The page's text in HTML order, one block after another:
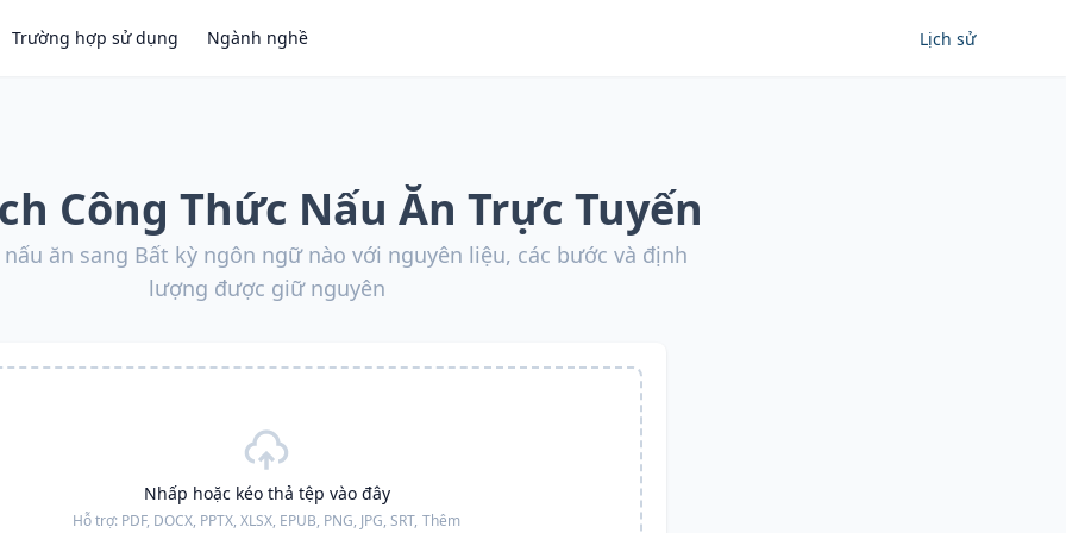
Trường hợp sử dụng Ngành nghề Lịch sử
Công Thức Nấu Ăn Trực Tuyến
ăn sang Bất kỳ ngôn ngữ nào với nguyên liệu, các bước và định
lượng được giữ nguyên
Nhấp hoặc kéo thả tệp vào đây
Hỗ trợ: PDF, DOCX, PPTX, XLSX, EPUB, PNG, JPG, SRT, Thêm